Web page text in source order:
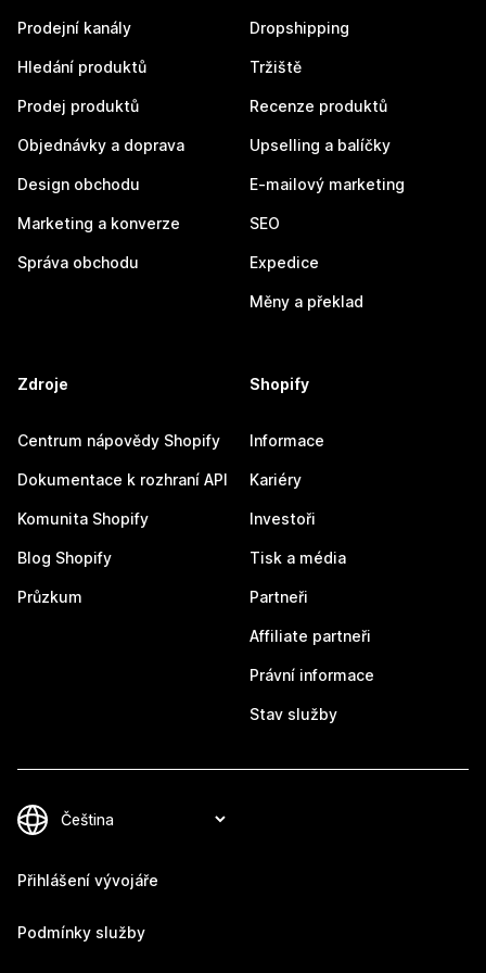
Prodejní kanály
Hledání produktů
Prodej produktů
Objednávky a doprava
Design obchodu
Marketing a konverze
Správa obchodu
Dropshipping
Tržiště
Recenze produktů
Upselling a balíčky
E-mailový marketing
SEO
Expedice
Měny a překlad
Zdroje
Centrum nápovědy Shopify
Dokumentace k rozhraní API
Komunita Shopify
Blog Shopify
Průzkum
Shopify
Informace
Kariéry
Investoři
Tisk a média
Partneři
Affiliate partneři
Právní informace
Stav služby
Přihlášení vývojáře
Podmínky služby